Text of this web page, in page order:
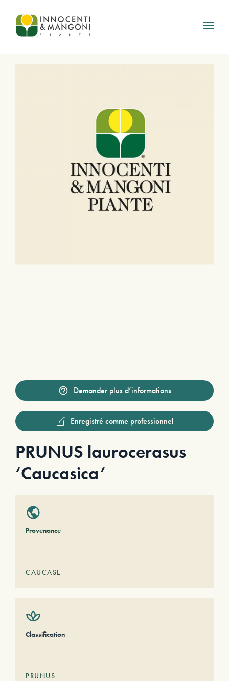
Skip to main content
Demander plus d’informations
Enregistré comme professionnel
PRUNUS laurocerasus
‘Caucasica’
Provenance
CAUCASE
Classification
PRUNUS